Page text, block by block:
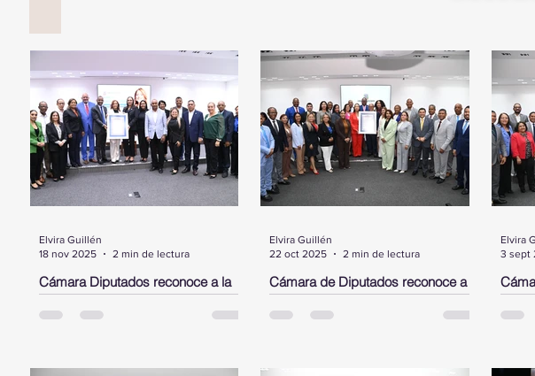
Cámara Diputados reconoce a la
dominicana, Cristina Contreras,
radicada en NY, por su trayectoria y
Diputados, entregó este martes un
Elvira Guillén
18 nov 2025
2 min de lectura
Cámara de Diputados reconoce a
Laura Jiménez Pimentel,
dominicana destacada en los
Elvira Guillén
22 oct 2025
2 min de lectura
Elvira
3 sept